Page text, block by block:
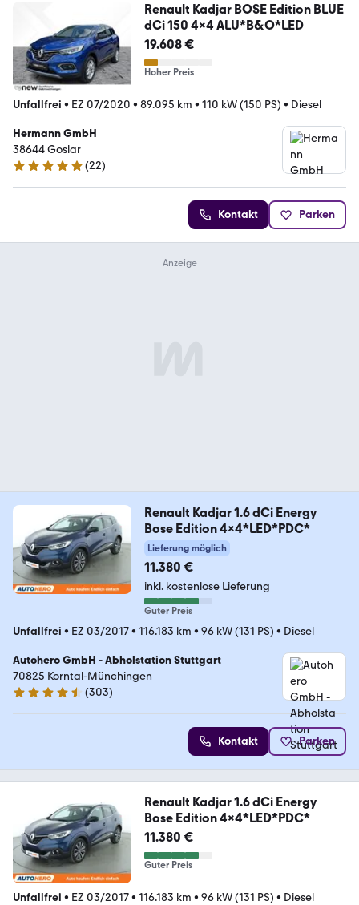
Renault Kadjar BOSE Edition BLUE
dCi 150 4x4 ALU*B&O*LED
19.608 €
Hoher Preis
Unfallfrei • EZ 07/2020 • 89.095 km • 110 kW (150 PS) • Diesel
Hermann GmbH
38644 Goslar
5 Sterne
(22)
Kontakt Parken
Renault Kadjar 1.6 dCi Energy
Bose Edition 4x4*LED*PDC*
Lieferung möglich
11.380 €
inkl. kostenlose Lieferung
Guter Preis
Unfallfrei • EZ 03/2017• 116.183 km • 96 kW (131 PS) • Diesel
Autohero GmbH - Abholstation Stuttgart
70825 Korntal-Münchingen
4.4 Sterne
(303)
Kontakt Parken
Renault Kadjar 1.6 dCi Energy
Bose Edition 4x4*LED*PDC*
11.380 €
Guter Preis
Unfallfrei • EZ 03/2017• 116.183 km • 96 kW (131 PS) • Diesel